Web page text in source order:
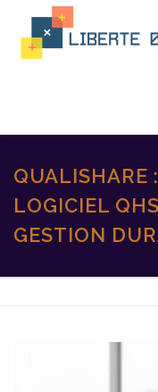
contenu
ACTUALITÉ
LANGAGE
QUALISHARE
LOGICIEL
GESTION